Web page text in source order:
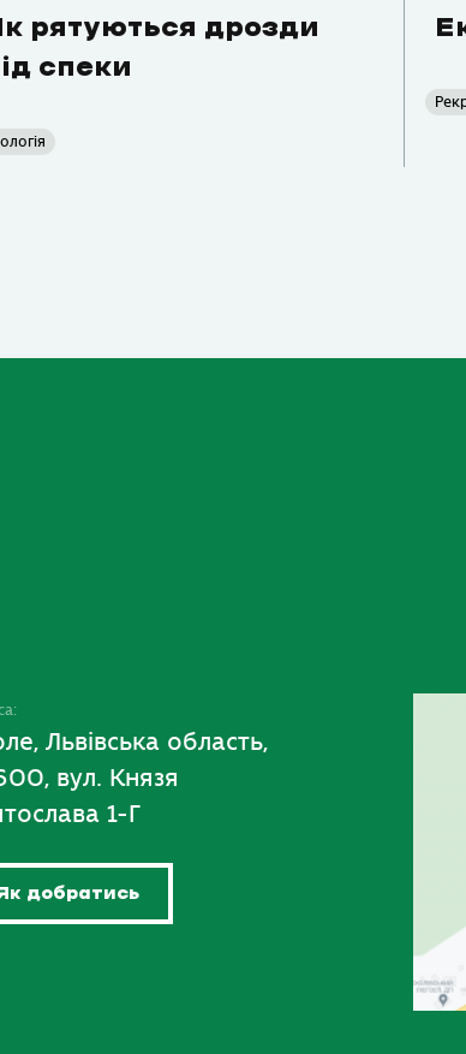
рятуються дрозди
спеки
Львівська область,
вул. Князя
1-Г
добратись